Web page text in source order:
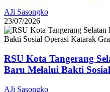
AJi Sasongko
23/07/2026
RSU Kota Tangerang
Baru Melalui Bakti
AJi Sasongko